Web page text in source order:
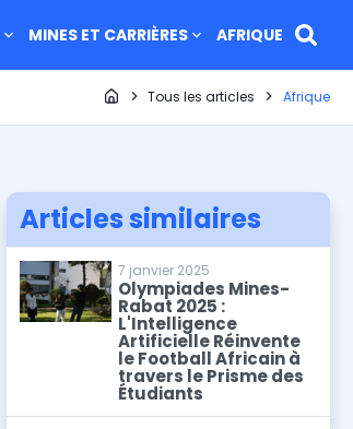
MINES ET CARRIÈRES AFRIQUE
Page d'accueil
Tous les articles Afrique
Articles similaires
7 janvier 2025
Olympiades Mines-
Rabat 2025 :
L'Intelligence
Artificielle Réinvente
le Football Africain à
travers le Prisme des
Étudiants